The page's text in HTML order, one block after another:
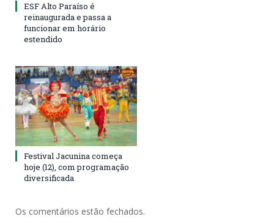
ESF Alto Paraíso é
reinaugurada e passa a
funcionar em horário
estendido
Festival Jacunina começa
hoje (12), com programação
diversificada
Os comentários estão fechados.